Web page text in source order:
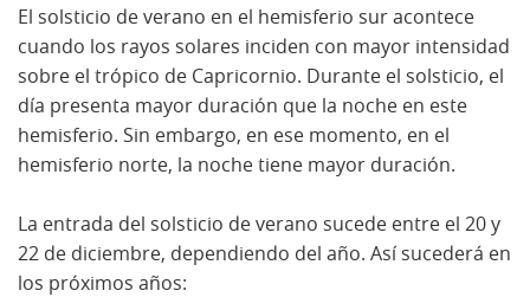
El solsticio de verano en el hemisferio sur acontece
cuando los rayos solares inciden con mayor intensidad
sobre el trópico de Capricornio. Durante el solsticio, el
día presenta mayor duración que la noche en este
hemisferio. Sin embargo, en ese momento, en el
hemisferio norte, la noche tiene mayor duración.
La entrada del solsticio de verano sucede entre el 20 y
22 de diciembre, dependiendo del año. Así sucederá en
los próximos años: